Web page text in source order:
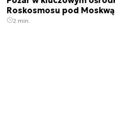
Roskosmosu pod Moskwą
2 min.